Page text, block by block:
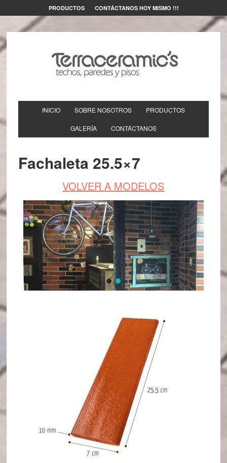
PRODUCTOS CONTÁCTANOS HOY MISMO !!!
INICIO SOBRE NOSOTROS PRODUCTOS
GALERÍA CONTÁCTANOS
Fachaleta 25.5×7
VOLVER A MODELOS